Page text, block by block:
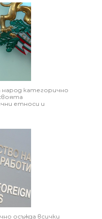
народ категорично
етноси и
осъжда всички